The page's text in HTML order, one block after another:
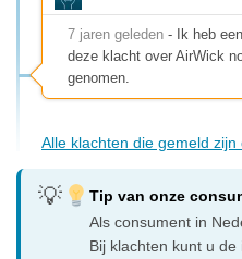
7 jaren geleden - Ik heb
deze klacht over AirWick
genomen.
Alle klachten die gemeld zijn
Tip van onze
Als consument in
Bij klachten kunt u